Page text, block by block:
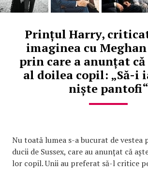
Prințul Harry,
imaginea cu
prin care a anunțat
al doilea copil: „Să-i
niște pantofi“
Nu toată lumea s-a bucurat de vestea
ducii de Sussex, care au anunțat că
lor copil. Unii au preferat să-l critice